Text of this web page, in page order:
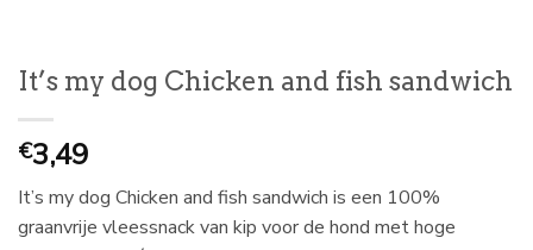
It’s my dog Chicken and fish sandwich
€3,49
It’s my dog Chicken and fish sandwich is een 100%
graanvrije vleessnack van kip voor de hond met hoge